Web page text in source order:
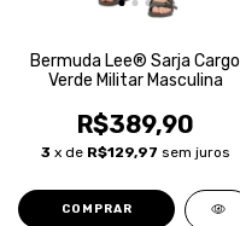
Bermuda Lee® Sarja Cargo
Verde Militar Masculina
R$389,90
3 x de R$129,97 sem juros
COMPRAR